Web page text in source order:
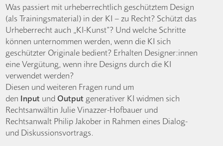
Was passiert mit urheberrechtlich geschütztem Design
(als Trainingsmaterial) in der KI – zu Recht? Schützt das
Urheberrecht auch „KI-Kunst“? Und welche Schritte
können unternommen werden, wenn die KI sich
geschützter Originale bedient? Erhalten Designer:innen
eine Vergütung, wenn ihre Designs durch die KI
verwendet werden?
Diesen und weiteren Fragen rund um
den Input und Output generativer KI widmen sich
Rechtsanwältin Julie Vinazzer-Hofbauer und
Rechtsanwalt Philip Jakober in Rahmen eines Dialog-
und Diskussionsvortrags.